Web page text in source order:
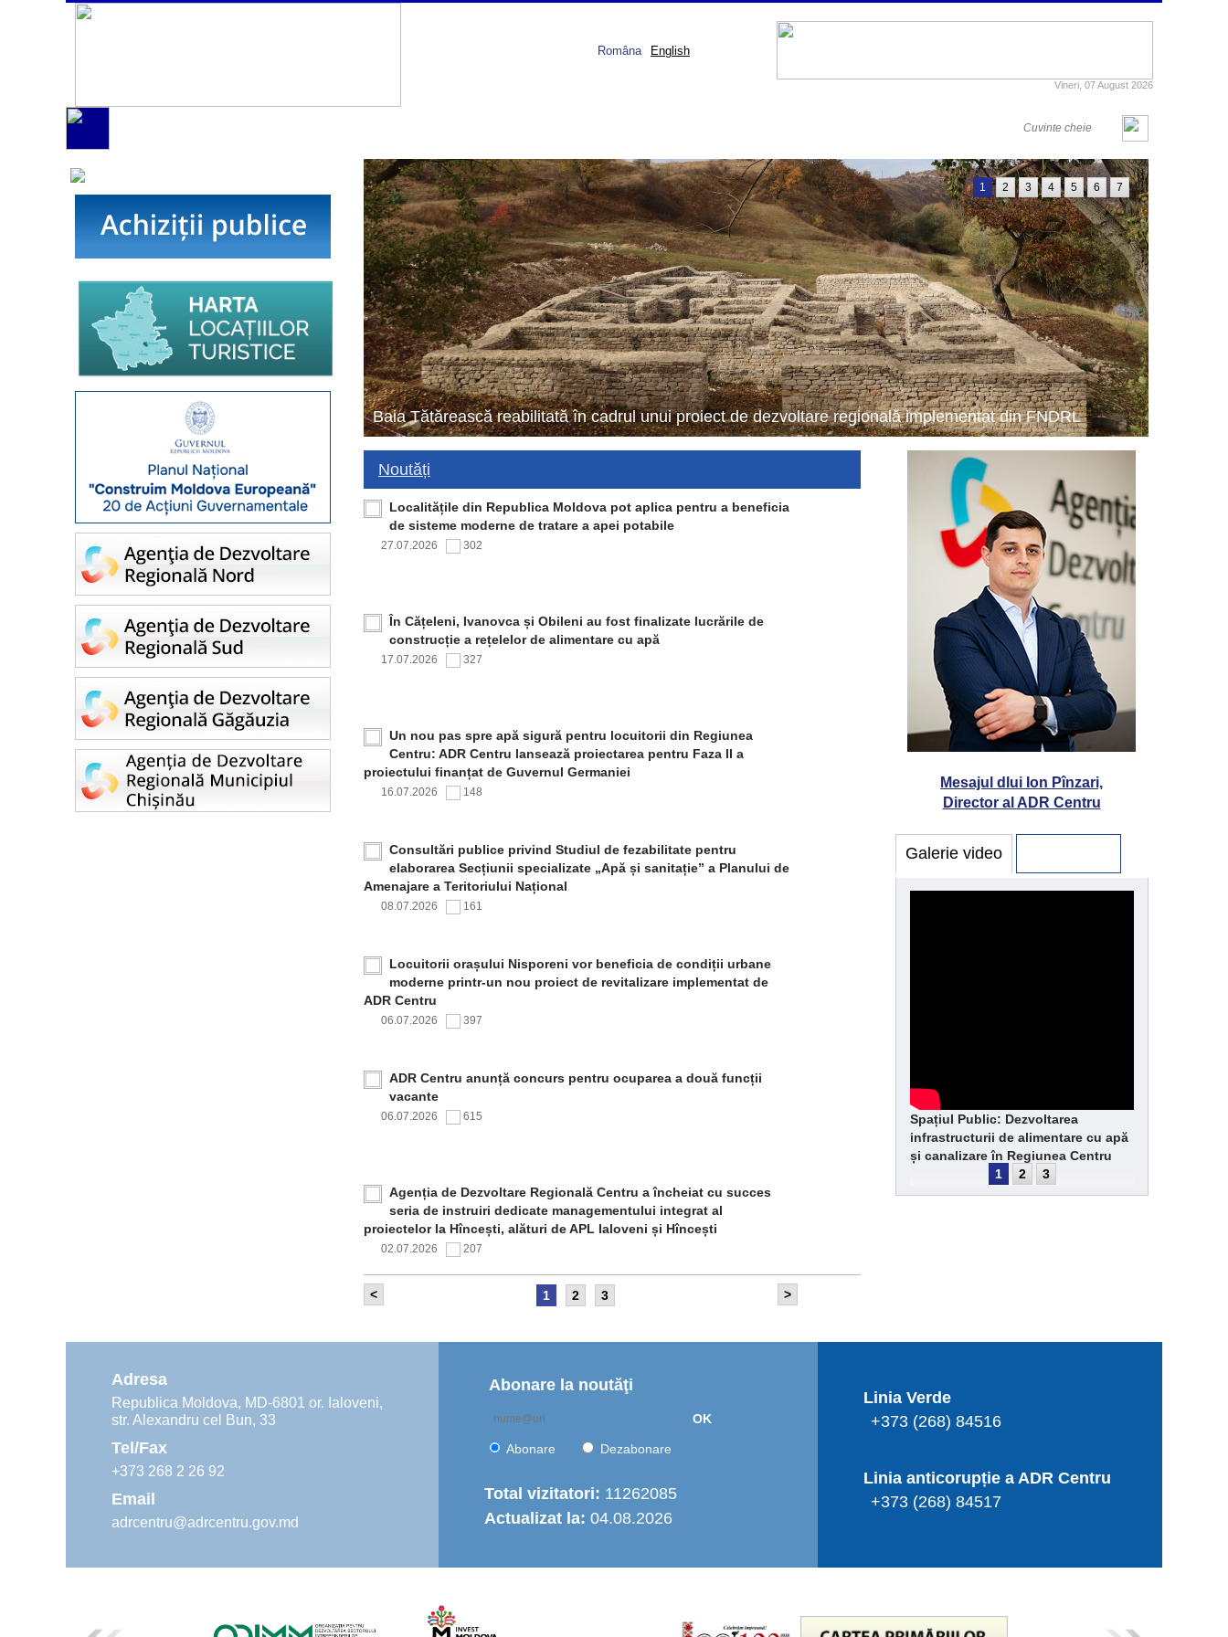
Vineri, 07 August 2026
Româna English
Baia Tătărească reabilitată în cadrul unui proiect de dezvoltare regională implementat din FNDRL
1 2 3 4 5 6 7
Noutăți
Localitățile din Republica Moldova pot aplica pentru a beneficia
de sisteme moderne de tratare a apei potabile
27.07.2026 302
În Cățeleni, Ivanovca și Obileni au fost finalizate lucrările de
construcție a rețelelor de alimentare cu apă
17.07.2026 327
Un nou pas spre apă sigură pentru locuitorii din Regiunea
Centru: ADR Centru lansează proiectarea pentru Faza II a
proiectului finanțat de Guvernul Germaniei
16.07.2026 148
Consultări publice privind Studiul de fezabilitate pentru
elaborarea Secțiunii specializate „Apă și sanitație” a Planului de
Amenajare a Teritoriului Național
08.07.2026 161
Locuitorii orașului Nisporeni vor beneficia de condiții urbane
moderne printr-un nou proiect de revitalizare implementat de
ADR Centru
06.07.2026 397
ADR Centru anunță concurs pentru ocuparea a două funcții
vacante
06.07.2026 615
Agenția de Dezvoltare Regională Centru a încheiat cu succes
seria de instruiri dedicate managementului integrat al
proiectelor la Hîncești, alături de APL Ialoveni și Hîncești
02.07.2026 207
Comitetul de Supraveghere al proiectului „Îmbunătățirea
implementării și opțiunile de operare a serviciului regional de
Agenția de Dezvoltare Regională Centru a continuat seria de
instruiri practice dedicate autorităților publice locale
< >
1 2 3
Mesajul dlui Ion Pînzari,
Director al ADR Centru
Galerie video
Spațiul Public: Dezvoltarea
infrastructurii de alimentare cu apă
și canalizare în Regiunea Centru
1
2 3
Adresa
Republica Moldova, MD-6801 or. Ialoveni,
str. Alexandru cel Bun, 33
Tel/Fax
+373 268 2 26 92
Email
adrcentru@adrcentru.gov.md
Abonare la noutăţi
OK
Abonare Dezabonare
Total vizitatori: 11262085
Actualizat la: 04.08.2026
Linia Verde
+373 (268) 84516
Linia anticorupție a ADR Centru
+373 (268) 84517